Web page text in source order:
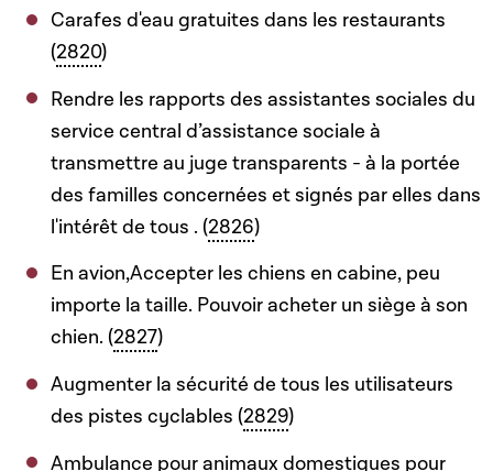
Carafes d'eau gratuites dans les restaurants
(2820)
Rendre les rapports des assistantes sociales du
service central d’assistance sociale à
transmettre au juge transparents - à la portée
des familles concernées et signés par elles dans
l'intérêt de tous . (2826)
En avion,Accepter les chiens en cabine, peu
importe la taille. Pouvoir acheter un siège à son
chien. (2827)
Augmenter la sécurité de tous les utilisateurs
des pistes cyclables (2829)
Ambulance pour animaux domestiques pour